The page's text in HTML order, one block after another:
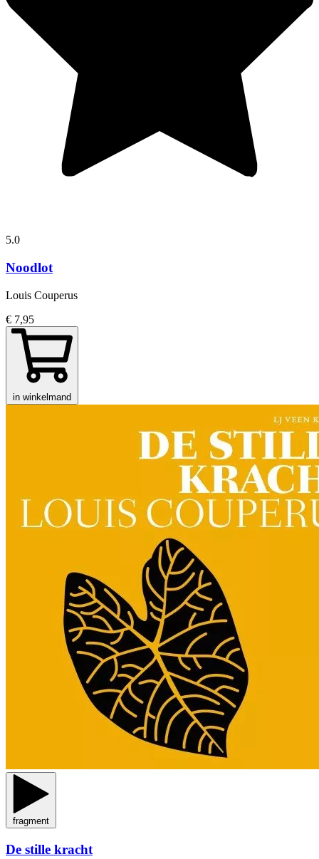
5.0
Noodlot
Louis Couperus
€ 7,95
in winkelmand
fragment
De stille kracht